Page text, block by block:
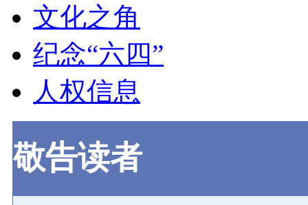
文化之角
纪念“六四”
人权信息
敬告读者